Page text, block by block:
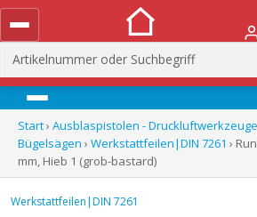
Suchen
nach:
Menü
Start› Ausblaspistolen -
Bügelsägen › Werkstattfeilen|DIN 7261 ›
mm, Hieb 1 (grob-bastard)
Werkstattfeilen|DIN 7261